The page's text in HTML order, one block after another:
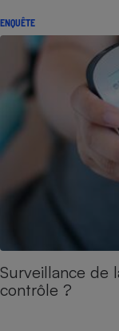
ENQUÊTE
Surveillance de
contrôle ?